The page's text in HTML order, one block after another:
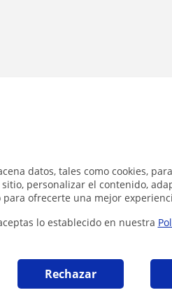
datos, tales como cookies,
personalizar el contenido,
para ofrecerte una mejor
lo establecido en nuestra
Rechazar
Literatura en A